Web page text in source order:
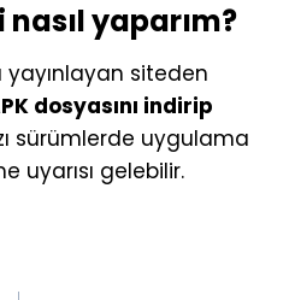
yaparım?
siteden
dosyasını indirip
sürümlerde uygulama
uyarısı gelebilir.